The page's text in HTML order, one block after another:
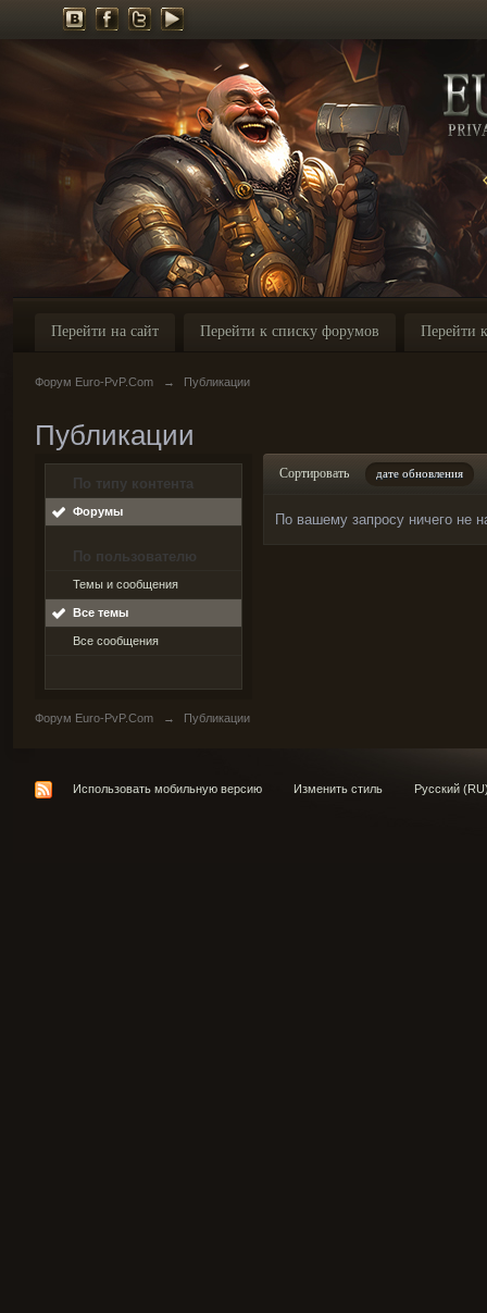
Перейти на сайт Перейти к списку форумов Перейти
Форум Euro-PvP.Com → Публикации
Публикации
По типу контента
Форумы
По пользователю
Темы и сообщения
Все темы
Все сообщения
Сортировать дате обновления
По вашему запросу ничего не
Форум Euro-PvP.Com → Публикации
Использовать мобильную версию Изменить стиль Русский